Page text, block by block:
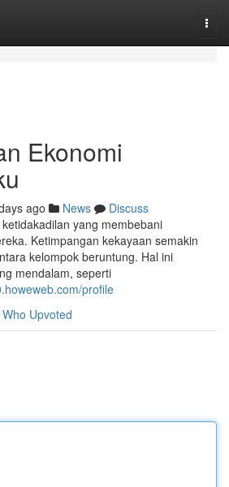
Ekonomi
ago News
Discuss
yang membebani
Ketimpangan kekayaan semakin
kelompok beruntung. Hal ini
mendalam, seperti
profile
Who Upvoted